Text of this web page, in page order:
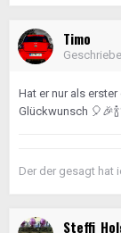
Timo
Hat er nur als
Glückwunsch 🎈 🎉🍾
Der der gesagt hat